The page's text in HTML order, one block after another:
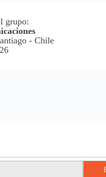
grupo:
- Chile